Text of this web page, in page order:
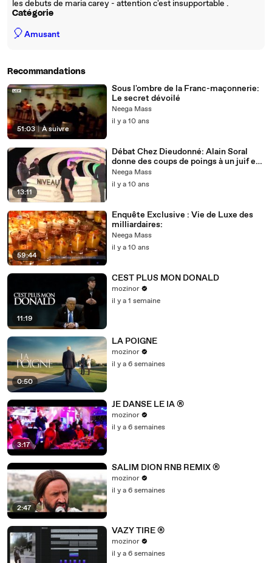
les debuts de maria carey - attention c'est insupportable .
Catégorie
🎈Amusant
Recommandations
51:03 | À suivre
Sous l'ombre de la Franc-maçonnerie:
Le secret dévoilé
Neega Mass
il y a 10 ans
13:11
Débat Chez Dieudonné: Alain Soral
donne des coups de poings à un juif en
direct
Neega Mass
il y a 10 ans
59:44
Enquête Exclusive : Vie de Luxe des
milliardaires:
Neega Mass
il y a 10 ans
11:19
CEST PLUS MON DONALD
mozinor
il y a 1 semaine
0:50
LA POIGNE
mozinor
il y a 6 semaines
3:17
JE DANSE LE IA ®
mozinor
il y a 6 semaines
2:47
SALIM DION RNB REMIX ®
mozinor
il y a 6 semaines
VAZY TIRE ®
mozinor
il y a 6 semaines